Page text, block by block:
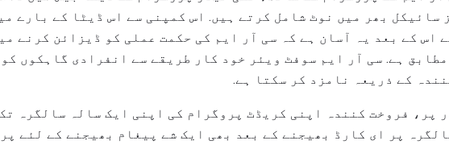
سائیکل بھر میں نوٹ شامل کرتے ہیں. اس کمپنی سے اس ڈیٹا کے بارے
اس کے بعد یہ آسان ہے کہ سی آر ایم کی حکمت عملی کو ڈیزائن کرنے
ہے. سی آر ایم سوفٹ ویئر خود کار طریقے سے انفرادی گاہکوں
کے ذریعہ نامزد کر سکتا ہے.
پر، فروخت کنندہ اپنی کریڈٹ پروگرام کی اپنی ایک سالہ سالگرہ
پر ای کارڈ بھیجنے کے بعد بھی ایک شے پیغام بھیجنے کے لئے